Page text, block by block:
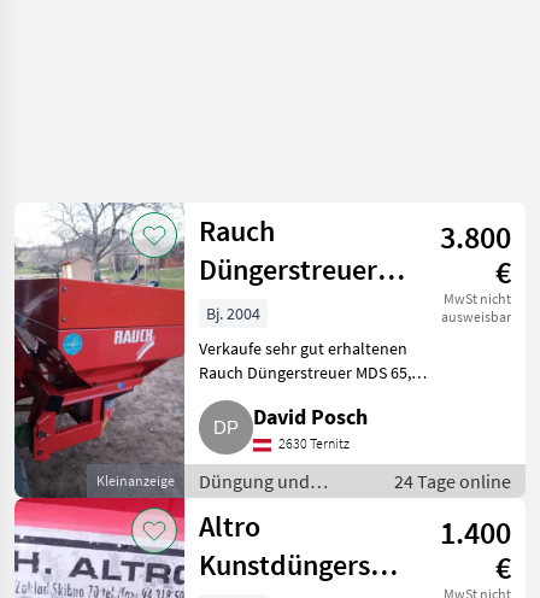
Kleinanzeige
Rauch
Düngerstreuer
MDS 65
3.800
€
MwSt nicht
ausweisbar
Bj. 2004
Verkaufe sehr gut erhaltenen
Rauch Düngerstreuer MDS 65,
original Aufsatz wurde
nachgekauft, deswegen 1.000 l
Füllvolumen. Wurde immer
gleich nach dem Streuen gerein
David Posch
2630 Ternitz
Düngung und
Beregnung /
Mineraldüngerstreuer/Wiegestreuer
24 Tage online
Altro
Kunstdüngerstreuer
1.400
€
MwSt nicht